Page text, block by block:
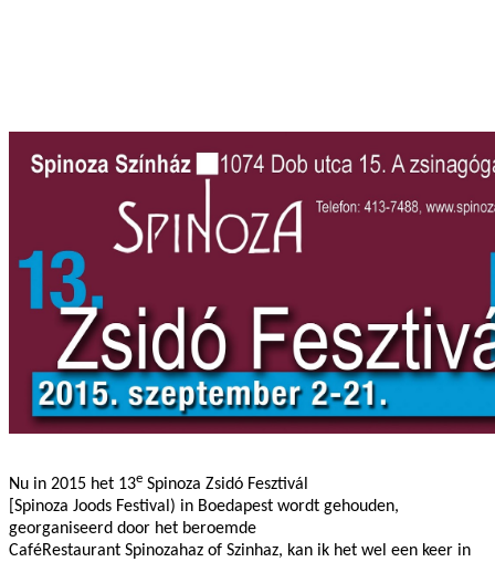
Nu in 2015 het 13e Spinoza Zsidó Fesztivál
[Spinoza Joods Festival) in Boedapest wordt gehouden,
georganiseerd door het beroemde
CaféRestaurant Spinozahaz of Szinhaz, kan ik het wel een keer in